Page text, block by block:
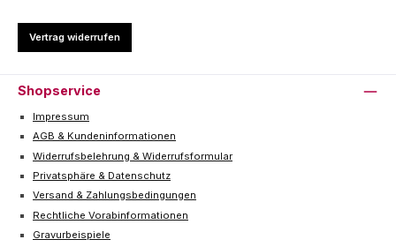
Vertrag widerrufen
Shopservice
Impressum
AGB & Kundeninformationen
Widerrufsbelehrung & Widerrufsformular
Privatsphäre & Datenschutz
Versand & Zahlungsbedingungen
Rechtliche Vorabinformationen
Gravurbeispiele